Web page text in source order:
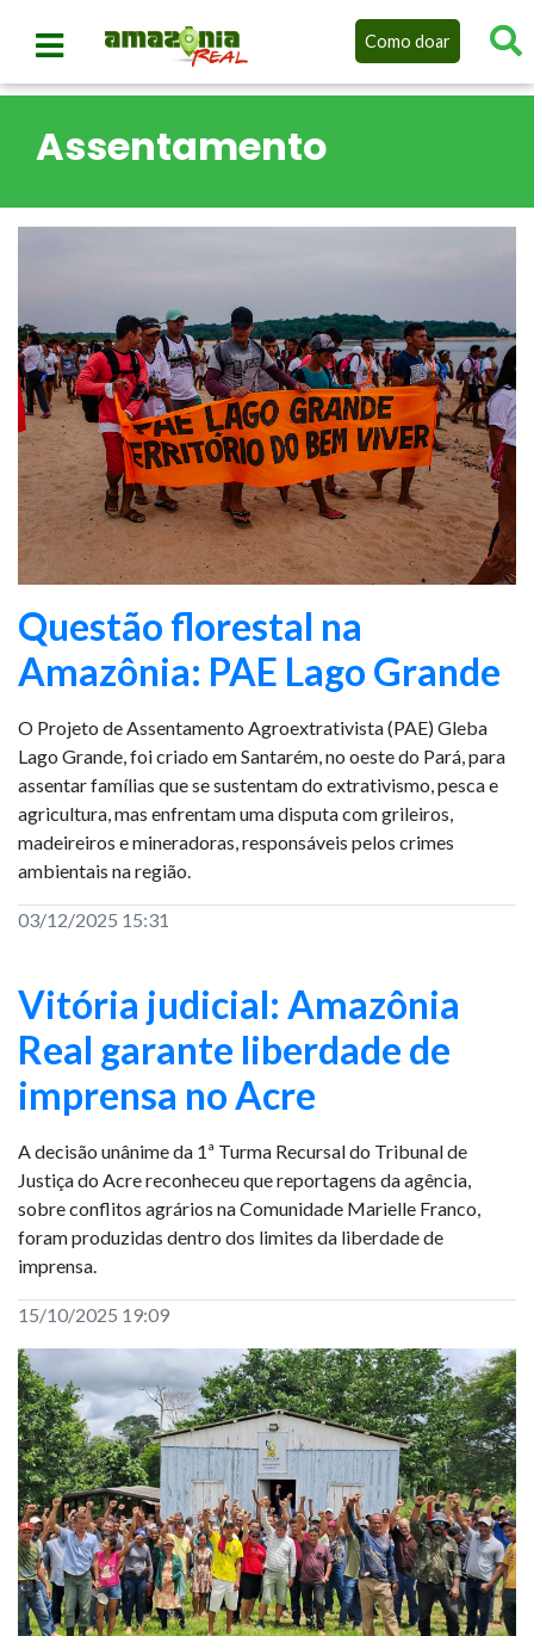
Como doar
Assentamento
Questão florestal na
Amazônia: PAE Lago Grande
O Projeto de Assentamento Agroextrativista (PAE) Gleba
Lago Grande, foi criado em Santarém, no oeste do Pará, para
assentar famílias que se sustentam do extrativismo, pesca e
agricultura, mas enfrentam uma disputa com grileiros,
madeireiros e mineradoras, responsáveis pelos crimes
ambientais na região.
03/12/2025 15:31
Vitória judicial: Amazônia
Real garante liberdade de
imprensa no Acre
A decisão unânime da 1ª Turma Recursal do Tribunal de
Justiça do Acre reconheceu que reportagens da agência,
sobre conflitos agrários na Comunidade Marielle Franco,
foram produzidas dentro dos limites da liberdade de
imprensa.
15/10/2025 19:09